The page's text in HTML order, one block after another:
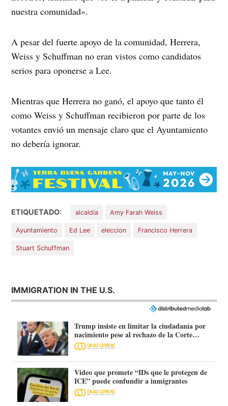
nuestra comunidad».
A pesar del fuerte apoyo de la comunidad, Herrera,
Weiss y Schuffman no eran vistos como candidatos
serios para oponerse a Lee.
Mientras que Herrera no ganó, el apoyo que tanto él
como Weiss y Schuffman recibieron por parte de los
votantes envió un mensaje claro que el Ayuntamiento
no debería ignorar.
ETIQUETADO: alcaldía Amy Farah Weiss
Ayuntamiento Ed Lee eleccion Francisco Herrera
Stuart Schuffman
IMMIGRATION IN THE U.S.
Trump insiste en limitar la ciudadanía por
nacimiento pese al rechazo de la Corte
Suprema
Video que promete “IDs que le protegen de
ICE” puede confundir a inmigrantes